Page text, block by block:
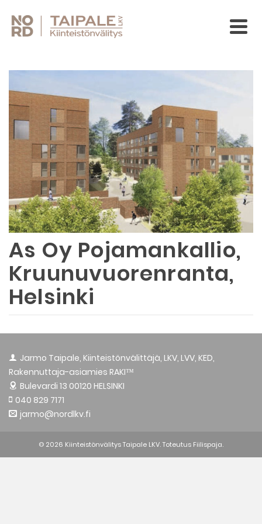
As Oy Pojamankallio,
Kruunuvuorenranta,
Helsinki
Jarmo Taipale, Kiinteistönvälittäjä, LKV, LVV, KED,
Rakennuttaja-asiamies RAKI™
Bulevardi 13 00120 HELSINKI
040 829 7171
jarmo@nordlkv.fi
© 2026 Kiinteistönvälitys Taipale LKV. Toteutus Fiilispaja.